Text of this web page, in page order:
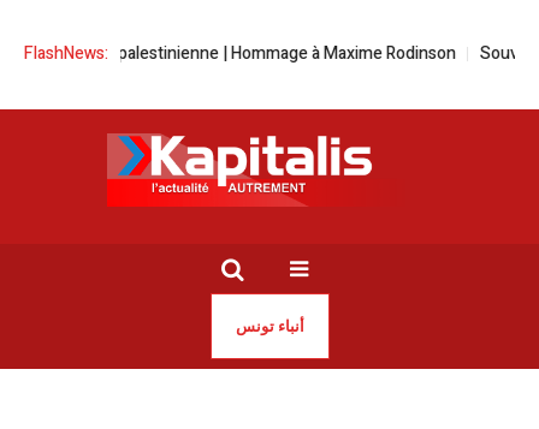
FlashNews:
palestinienne | Hommage à Maxime Rodinson Souveraineté
أنباء تونس